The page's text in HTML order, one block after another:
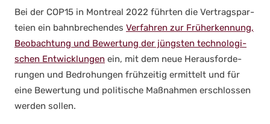
Bei der COP15 in Mont­re­al 2022 führ­ten die Ver­trags­par­
tei­en ein bahn­bre­chen­des Ver­fah­ren zur Früh­erken­nung,
Beob­ach­tung und Bewer­tung der jüngs­ten tech­no­lo­gi­
schen Ent­wick­lun­gen ein, mit dem neue Her­aus­for­de­
run­gen und Bedro­hun­gen früh­zei­tig ermit­telt und für
eine Bewer­tung und poli­ti­sche Maß­nah­men erschlos­sen
wer­den sol­len.